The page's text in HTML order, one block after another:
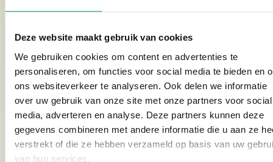
Deze website maakt gebruik van cookies
We gebruiken cookies om content en advertenties te
personaliseren, om functies voor social media te bieden en
ons websiteverkeer te analyseren. Ook delen we informatie
over uw gebruik van onze site met onze partners voor social
media, adverteren en analyse. Deze partners kunnen deze
gegevens combineren met andere informatie die u aan ze
verstrekt of die ze hebben verzameld op basis van uw
van hun services.
annulering?
Geef de gebeurtenis zo snel mogelijk aan ons door.
Bij mondelinge melding is ook nog een schriftelijke
melding noodzakelijk.
Je bent verplicht om als wij daarom vragen, een
schriftelijke en ondertekende verklaring te
overleggen over het ontstaan, de aard en de
omvang van de schade.